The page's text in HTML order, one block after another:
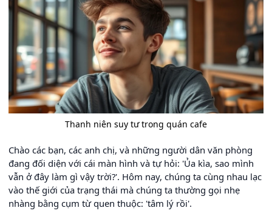
Thanh niên suy tư trong quán cafe
Chào các bạn, các anh chị, và những người dân văn phòng
đang đối diện với cái màn hình và tự hỏi: 'Ủa kìa, sao mình
vẫn ở đây làm gì vậy trời?'. Hôm nay, chúng ta cùng nhau lạc
vào thế giới của trạng thái mà chúng ta thường gọi nhẹ
nhàng bằng cụm từ quen thuộc: 'tâm lý rồi'.